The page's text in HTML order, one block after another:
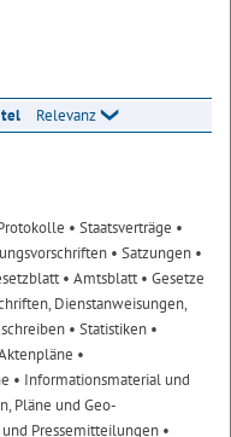
Relevanz
• Staatsverträge •
• Satzungen •
• Amtsblatt• Gesetze
Dienstanweisungen,
• Statistiken •
•
• Informationsmaterial und
Pläne und Geo-
Pressemitteilungen •